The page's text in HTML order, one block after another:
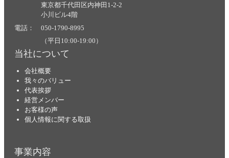
東京都千代田区内神田1-2-2
小川ビル4階
電話： 050-1790-8995
（平日10:00-19:00）
当社について
会社概要
我々のバリュー
代表挨拶
経営メンバー
お客様の声
個人情報に関する取扱
事業内容